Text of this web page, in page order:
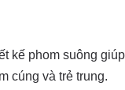
phom suông
cúng và trẻ trung.